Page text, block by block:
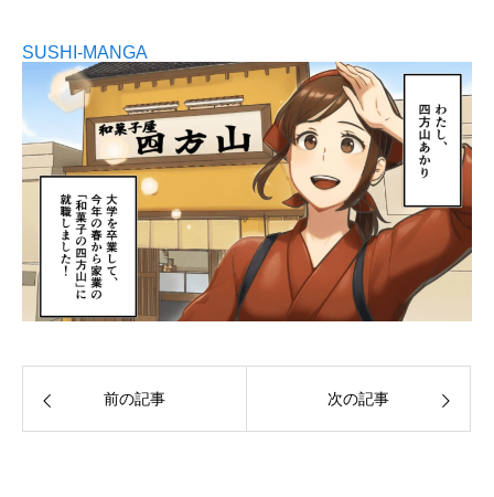
SUSHI-MANGA
前の記事 次の記事